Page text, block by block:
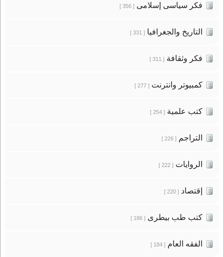
فكر سياسى إسلامى[ 356 ]
التاريخ والجغرافيا[ 331 ]
فكر وثقافة[ 311 ]
كمبيوتر وانترنت[ 277 ]
كتب علمية[ 254 ]
التراجم[ 226 ]
الروايات[ 222 ]
إقتصاد[ 220 ]
كتب طب بيطرى[ 186 ]
الفقه العام[ 184 ]